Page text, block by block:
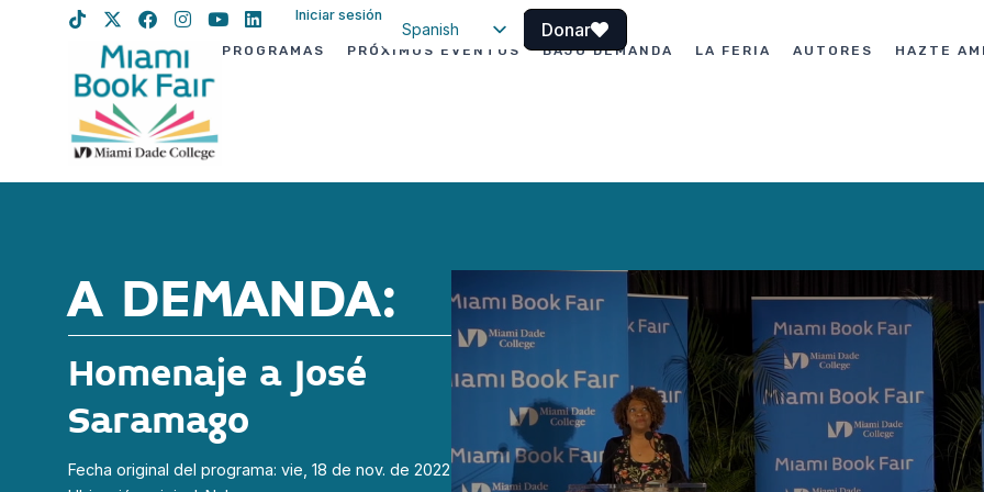
Iniciar sesión
Spanish
Donar
PROGRAMAS PRÓXIMOS EVENTOS BAJO DEMANDA LA FERIA AUTORES HAZTE
A DEMANDA:
Homenaje a José
Saramago
Fecha original del programa: vie, 18 de nov. de 2022